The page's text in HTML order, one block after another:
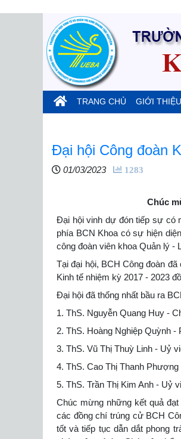
TRANG CHỦ (current)
GIỚI THIỆU
Đại hội Công đoàn
01/03/2023 1283
Chúc
Đại hội vinh dự đón tiếp sự có
phía BCN Khoa có sự hiện
công đoàn viên khoa Quản lý -
Tại đại hội, BCH Công đoàn
Kinh tế nhiệm kỳ 2017 - 2023
Đại hội đã thống nhất bầu ra
1. ThS. Nguyễn Quang Huy -
2. ThS. Hoàng Nghiệp Quỳnh -
3. ThS. Vũ Thị Thuỳ Linh - Uỷ
4. ThS. Cao Thị Thanh
5. ThS. Trần Thị Kim Anh - Uỷ
Chúc mừng những kết quả
các đồng chí trúng cử BCH
tốt và tiếp tục dẫn dắt phong